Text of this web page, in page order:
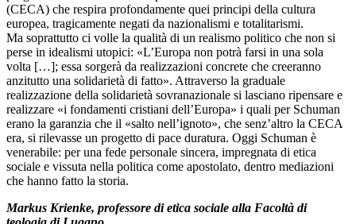
(CECA) che respira profondamente quei principi della cultura
europea, tragicamente negati da nazionalismi e totalitarismi.
Ma soprattutto ci volle la qualità di un realismo politico che non si
perse in idealismi utopici: «L’Europa non potrà farsi in una sola
volta […]; essa sorgerà da realizzazioni concrete che creeranno
anzitutto una solidarietà di fatto». Attraverso la graduale
realizzazione della solidarietà sovranazionale si lasciano ripensare e
realizzare «i fondamenti cristiani dell’Europa» i quali per Schuman
erano la garanzia che il «salto nell’ignoto», che senz’altro la CECA
era, si rilevasse un progetto di pace duratura. Oggi Schuman è
venerabile: per una fede personale sincera, impregnata di etica
sociale e vissuta nella politica come apostolato, dentro mediazioni
che hanno fatto la storia.
Markus Krienke, professore di etica sociale alla Facoltà di